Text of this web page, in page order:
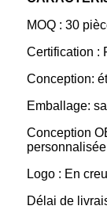
MOQ : 30
Certification :
Conception:
Emballage:
Conception
personnalisée
Logo : En
Délai de